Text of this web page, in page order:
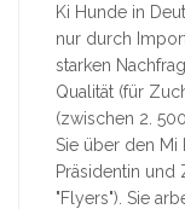
Ki Hunde in
nur durch
starken
Qualität (für
(zwischen 2.
Sie über den Mi
Präsidentin und
"Flyers"). Sie